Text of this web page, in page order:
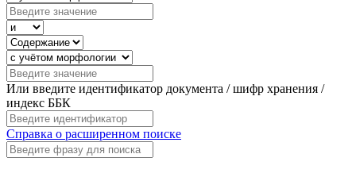
Или введите идентификатор документа / шифр хранения /
индекс ББК
Справка о расширенном поиске